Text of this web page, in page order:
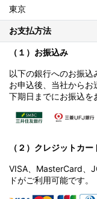
東京
お支払方法
（１）お振込み
以下の銀行へのお振込
お申込後、当社からお
下期日までにお振込を
（２）クレジットカー
VISA、MasterCard、
ドがご利用可能です。